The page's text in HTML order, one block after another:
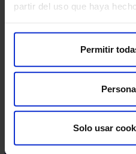
partir del uso que haya
Permitir
Solo usar
Sobre nós
Quen somos​
Excelencia en calidade​
Traballa connosco​
Canle interna de información​
Máis HM Hospitales